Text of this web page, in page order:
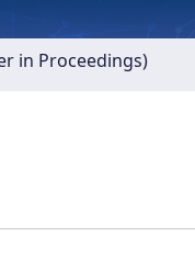
in Proceedings)